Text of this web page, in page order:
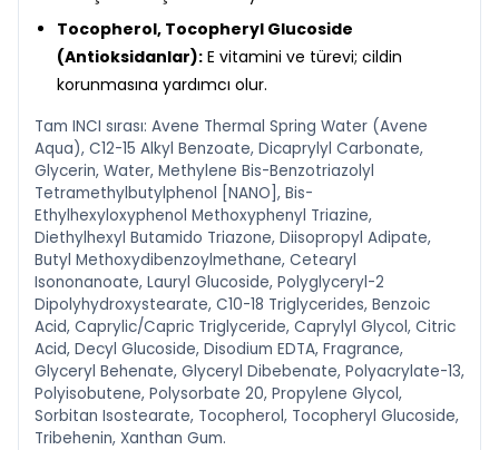
Tocopherol, Tocopheryl Glucoside
(Antioksidanlar): E vitamini ve türevi; cildin
korunmasına yardımcı olur.
Tam INCI sırası: Avene Thermal Spring Water (Avene
Aqua), C12-15 Alkyl Benzoate, Dicaprylyl Carbonate,
Glycerin, Water, Methylene Bis-Benzotriazolyl
Tetramethylbutylphenol [NANO], Bis-
Ethylhexyloxyphenol Methoxyphenyl Triazine,
Diethylhexyl Butamido Triazone, Diisopropyl Adipate,
Butyl Methoxydibenzoylmethane, Cetearyl
Isononanoate, Lauryl Glucoside, Polyglyceryl-2
Dipolyhydroxystearate, C10-18 Triglycerides, Benzoic
Acid, Caprylic/Capric Triglyceride, Caprylyl Glycol, Citric
Acid, Decyl Glucoside, Disodium EDTA, Fragrance,
Glyceryl Behenate, Glyceryl Dibebenate, Polyacrylate-13,
Polyisobutene, Polysorbate 20, Propylene Glycol,
Sorbitan Isostearate, Tocopherol, Tocopheryl Glucoside,
Tribehenin, Xanthan Gum.